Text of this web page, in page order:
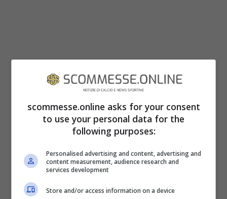
Ritornando alla telenovela Lukaku-Dybala,
pare che il presidente dei Red Devils si sia
alla fine spazientito per le richieste
scommesse.online asks for your consent
to use your personal data for the
following purposes:
Personalised advertising and content, advertising and
content measurement, audience research and
services development
Store and/or access information on a device